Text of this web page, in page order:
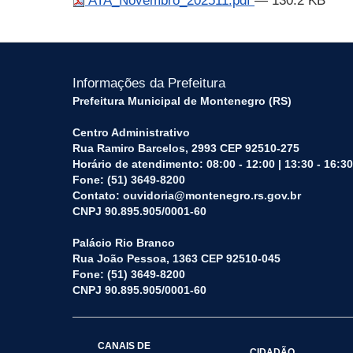
Informações da Prefeitura
Prefeitura Municipal de Montenegro (RS)
Centro Administrativo
Rua Ramiro Barcelos, 2993 CEP 92510-275
Horário de atendimento: 08:00 - 12:00 | 13:30 - 16:30
Fone: (51) 3649-8200
Contato: ouvidoria@montenegro.rs.gov.br
CNPJ 90.895.905/0001-60
Palácio Rio Branco
Rua João Pessoa, 1363 CEP 92510-045
Fone: (51) 3649-8200
CNPJ 90.895.905/0001-60
CANAIS DE